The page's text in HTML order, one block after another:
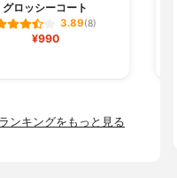
グロッシーコート
3.89(8)
¥990
ンキングをもっと見る